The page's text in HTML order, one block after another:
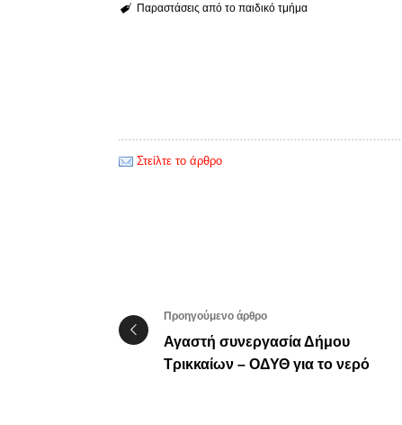
Παραστάσεις από το παιδικό τμήμα
Στείλτε το άρθρο
Προηγούμενο άρθρο
Αγαστή συνεργασία Δήμου
Τρικκαίων – ΟΔΥΘ για το νερό